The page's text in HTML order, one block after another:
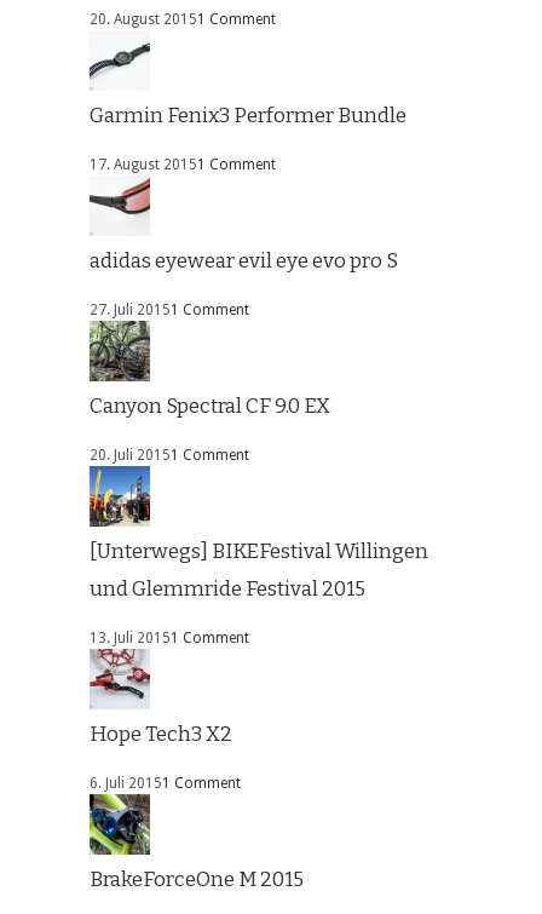
20. August 20151 Comment
Garmin Fenix3 Performer Bundle
17. August 20151 Comment
adidas eyewear evil eye evo pro S
27. Juli 20151 Comment
Canyon Spectral CF 9.0 EX
20. Juli 20151 Comment
[Unterwegs] BIKEFestival Willingen
und Glemmride Festival 2015
13. Juli 20151 Comment
Hope Tech3 X2
6. Juli 20151 Comment
BrakeForceOne M 2015